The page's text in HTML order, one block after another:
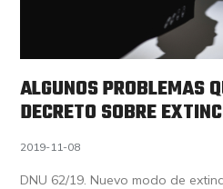
ALGUNOS PROBLEMAS
DECRETO SOBRE
2019-11-08
DNU 62/19. Nuevo modo de